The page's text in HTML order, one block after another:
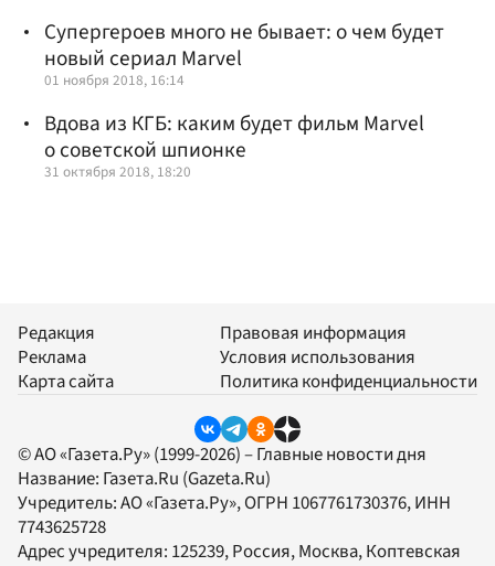
Супергероев много не бывает: о чем будет
новый сериал Marvel
01 ноября 2018, 16:14
Вдова из КГБ: каким будет фильм Marvel
о советской шпионке
31 октября 2018, 18:20
Редакция
Реклама
Карта сайта
Правовая информация
Условия использования
Политика конфиденциальности
© АО «Газета.Ру» (1999-2026) – Главные новости дня
Название: Газета.Ru (Gazeta.Ru)
Учредитель:АО «Газета.Ру», ОГРН 1067761730376, ИНН
7743625728
Адрес учредителя: 125239, Россия, Москва, Коптевская